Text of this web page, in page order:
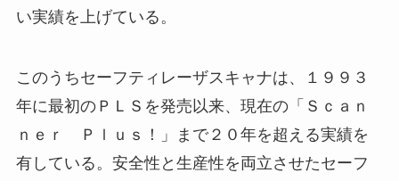
い実績を上げている。
このうちセーフティレーザスキャナは、１９９３
年に最初のＰＬＳを発売以来、現在の「Ｓｃａｎ
ｎｅｒ Ｐｌｕｓ！」まで２０年を超える実績を
有している。安全性と生産性を両立させたセーフ